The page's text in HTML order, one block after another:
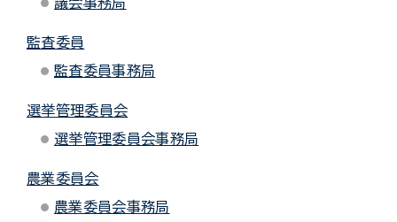
監査委員
監査委員事務局
選挙管理委員会
選挙管理委員会事務局
農業委員会
農業委員会事務局